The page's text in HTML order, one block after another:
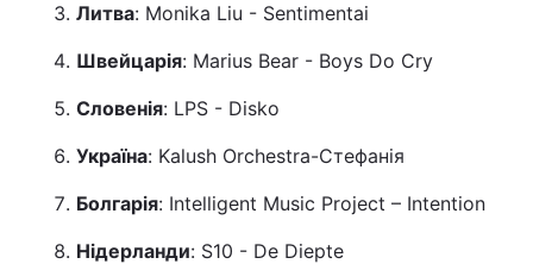
Литва: Monika Liu - Sentimentai
Швейцарія: Marius Bear - Boys Do Cry
Словенія: LPS - Disko
Україна: Kalush Orchestra-Стефанія
Болгарія: Intelligent Music Project – Intention
Нідерланди: S10 - De Diepte